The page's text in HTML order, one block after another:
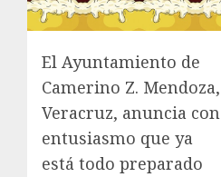
El Ayuntamiento de
Camerino Z. Mendoza,
Veracruz, anuncia con
entusiasmo que ya
está todo preparado